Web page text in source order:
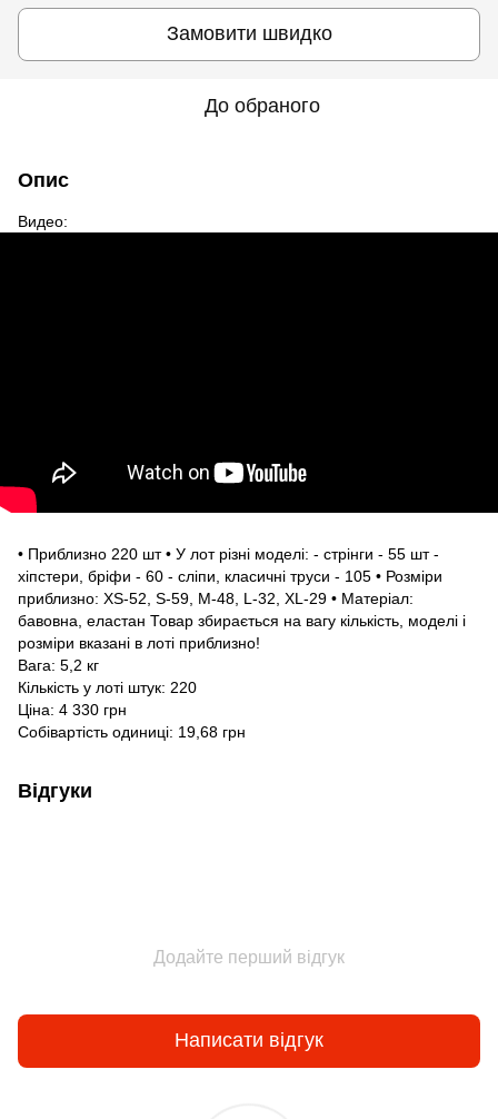
Замовити швидко
До обраного
Опис
Видео:
• Приблизно 220 шт • У лот різні моделі: - стрінги - 55 шт -
хіпстери, бріфи - 60 - сліпи, класичні труси - 105 • Розміри
приблизно: XS-52, S-59, M-48, L-32, XL-29 • Матеріал:
бавовна, еластан Товар збирається на вагу кількість, моделі і
розміри вказані в лоті приблизно!
Вага: 5,2 кг
Кількість у лоті штук: 220
Ціна: 4 330 грн
Собівартість одиниці: 19,68 грн
Відгуки
Додайте перший відгук
Написати відгук